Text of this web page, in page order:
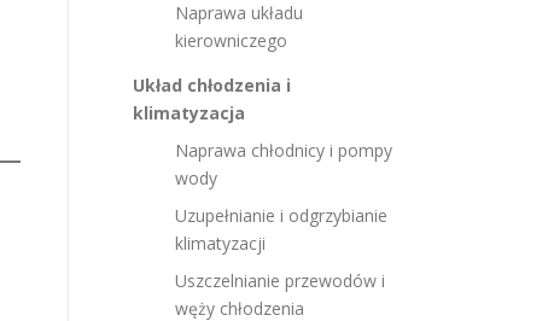
Naprawa układu
kierowniczego
Układ chłodzenia i
klimatyzacja
Naprawa chłodnicy i pompy
wody
Uzupełnianie i odgrzybianie
klimatyzacji
Uszczelnianie przewodów i
węży chłodzenia